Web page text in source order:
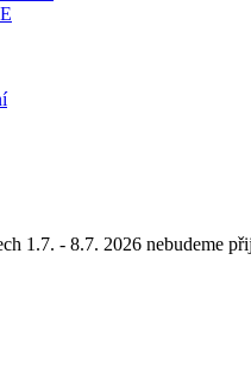
1.7. - 8.7. 2026 nebudeme